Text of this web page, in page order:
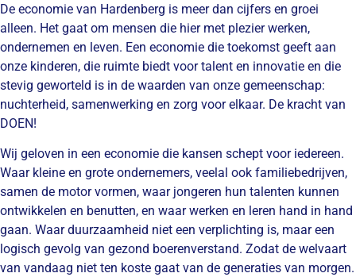
De economie van Hardenberg is meer dan cijfers en groei
alleen. Het gaat om mensen die hier met plezier werken,
ondernemen en leven. Een economie die toekomst geeft aan
onze kinderen, die ruimte biedt voor talent en innovatie en die
stevig geworteld is in de waarden van onze gemeenschap:
nuchterheid, samenwerking en zorg voor elkaar. De kracht van
DOEN!
Wij geloven in een economie die kansen schept voor iedereen.
Waar kleine en grote ondernemers, veelal ook familiebedrijven,
samen de motor vormen, waar jongeren hun talenten kunnen
ontwikkelen en benutten, en waar werken en leren hand in hand
gaan. Waar duurzaamheid niet een verplichting is, maar een
logisch gevolg van gezond boerenverstand. Zodat de welvaart
van vandaag niet ten koste gaat van de generaties van morgen.